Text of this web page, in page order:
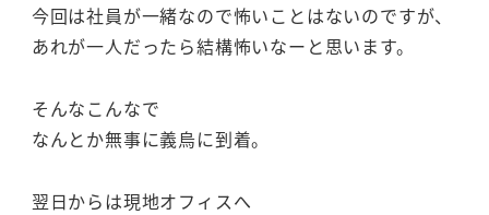
今回は社員が一緒なので怖いことはないのですが、
あれが一人だったら結構怖いなーと思います。
そんなこんなで
なんとか無事に義烏に到着。
翌日からは現地オフィスへ